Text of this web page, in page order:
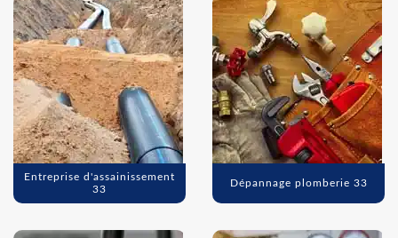
Entreprise d'assainissement
33
Dépannage plomberie 33